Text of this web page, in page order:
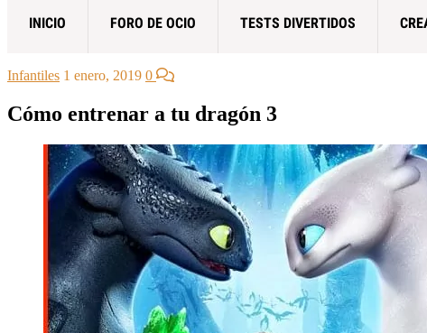
INICIO FORO DE OCIO TESTS DIVERTIDOS
Infantiles 1 enero, 2019 0
Cómo entrenar a tu dragón 3